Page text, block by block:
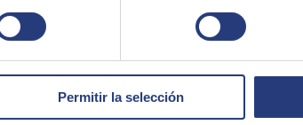
Permitir la selección